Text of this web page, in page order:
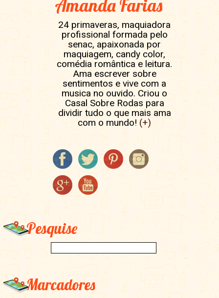
Amanda Farias
24 primaveras, maquiadora
profissional formada pelo
senac, apaixonada por
maquiagem, candy color,
comédia romântica e leitura.
Ama escrever sobre
sentimentos e vive com a
musica no ouvido. Criou o
Casal Sobre Rodas para
dividir tudo o que mais ama
com o mundo! (+)
Pesquise
Marcadores